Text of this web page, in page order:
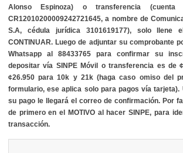
Alonso Espinoza) o transferencia (cuenta
CR12010200009242721645, a nombre de
S.A, cédula jurídica 3101619177), solo llene
CONTINUAR. Luego de adjuntar su comprobante
Whatsapp al 88433765 para confirmar su
depositar vía SINPE Móvil o transferencia es de
¢26.950 para 10k y 21k (haga caso omiso del
formulario, ese aplica solo para pagos vía tarjeta).
su pago le llegará el correo de confirmación. Por
de primero en el MOTIVO al hacer SINPE, para
transacción.